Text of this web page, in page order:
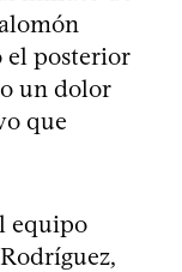
el posterior
un dolor
que
equipo